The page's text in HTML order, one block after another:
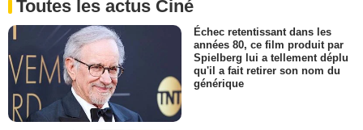
Toutes les actus Ciné
Échec retentissant dans les
années 80, ce film produit par
Spielberg lui a tellement déplu
qu'il a fait retirer son nom du
générique